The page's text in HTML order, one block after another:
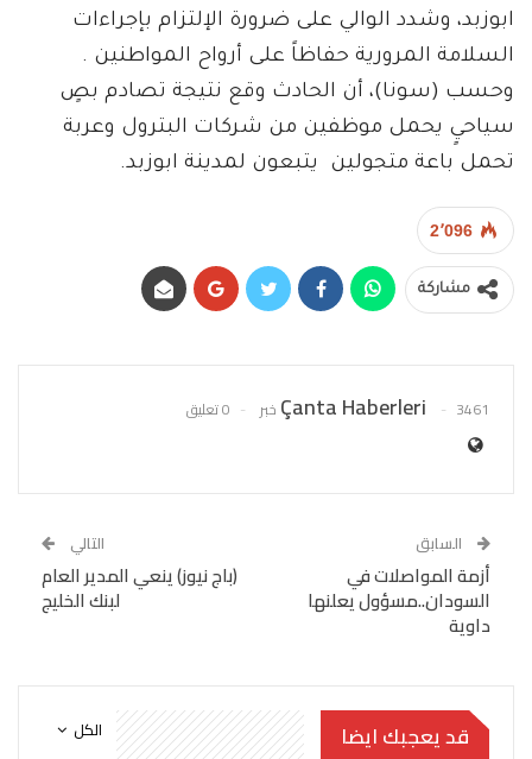
ابوزبد، وشدد الوالي على ضرورة الإلتزام بإجراءات
السلامة المرورية حفاظاً على أرواح المواطنين .
وحسب (سونا)، أن الحادث وقع نتيجة تصادم بصٍ
سياحيٍ يحمل موظفين من شركات البترول وعربة
تحمل باعة متجولين يتبعون لمدينة ابوزبد.
2٬096
مشاركة
Çanta Haberleri 3461 خبر 0 تعليق
السابق
أزمة المواصلات في
السودان..مسؤول يعلنها
داوية
التالي
(باج نيوز) ينعي المدير العام
لبنك الخليج
الكل قد يعجبك ايضا